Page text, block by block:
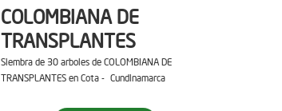
COLOMBIANA DE
TRANSPLANTES
Siembra de 30 arboles de COLOMBIANA DE
TRANSPLANTES en Cota - Cundinamarca